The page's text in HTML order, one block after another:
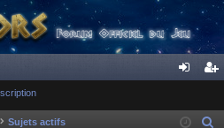
ne cri
Sujets actifs